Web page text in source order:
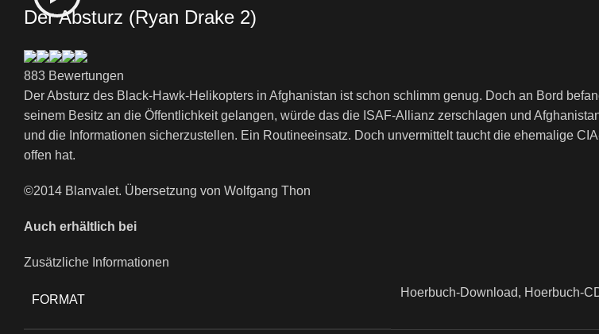
Der Absturz (Ryan Drake 2)
883 Bewertungen
Der Absturz des Black-Hawk-Helikopters in Afghanistan ist schon schlimm genug. Doch an Bord
seinem Besitz an die Öffentlichkeit gelangen, würde das die ISAF-Allianz zerschlagen und
und die Informationen sicherzustellen. Ein Routineeinsatz. Doch unvermittelt taucht die ehemalige
offen hat.
©2014 Blanvalet. Übersetzung von Wolfgang Thon
Auch erhältlich bei
Zusätzliche Informationen
FORMAT
Hoerbuch-Download, Hoerbuch-